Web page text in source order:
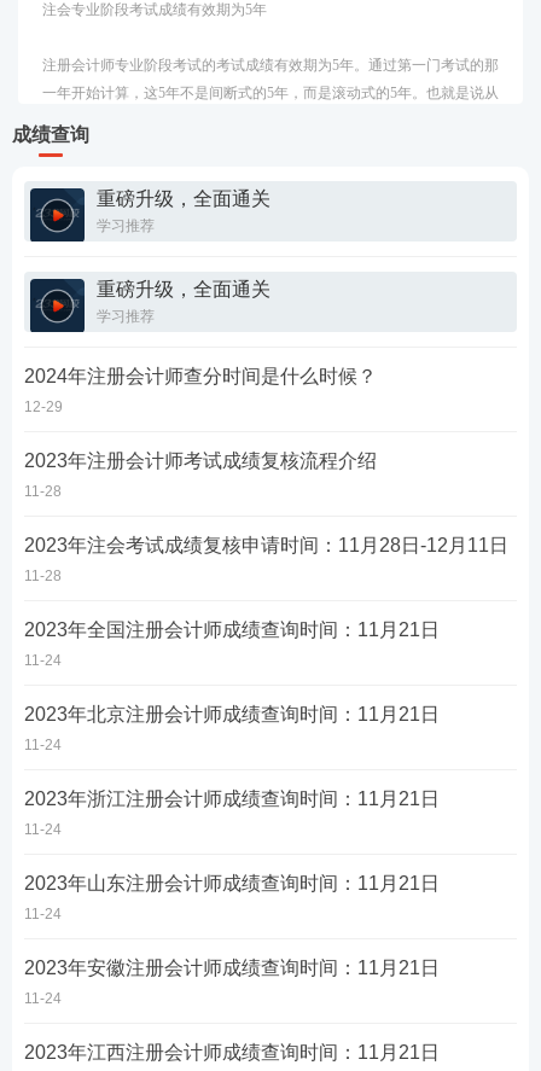
注会专业阶段考试成绩有效期为5年
注册会计师专业阶段考试的考试成绩有效期为5年。通过第一门考试的那
一年开始计算，这5年不是间断式的5年，而是滚动式的5年。也就是说从
通过第一科的那一年开始，如果没能在5年内通过其他科目，那么第一年
通过的科目就得重新参加考试了，也就是说注会考试专业阶段要在五年
通关所有科目考试，即可获得注册会计师考试专业阶段考试合格证。
成绩查询
重磅升级，全面通关
学习推荐
重磅升级，全面通关
学习推荐
2024年注册会计师查分时间是什么时候？
12-29
2023年注册会计师考试成绩复核流程介绍
11-28
2023年注会考试成绩复核申请时间：11月28日-12月11日
11-28
2023年全国注册会计师成绩查询时间：11月21日
11-24
2023年北京注册会计师成绩查询时间：11月21日
11-24
2023年浙江注册会计师成绩查询时间：11月21日
11-24
2023年山东注册会计师成绩查询时间：11月21日
11-24
2023年安徽注册会计师成绩查询时间：11月21日
11-24
2023年江西注册会计师成绩查询时间：11月21日